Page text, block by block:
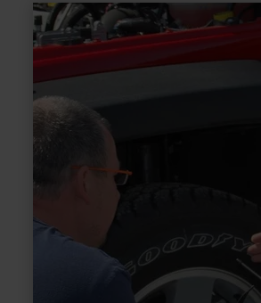
en
savoir
plus
sur
:
Offroad
am
Nürburgring